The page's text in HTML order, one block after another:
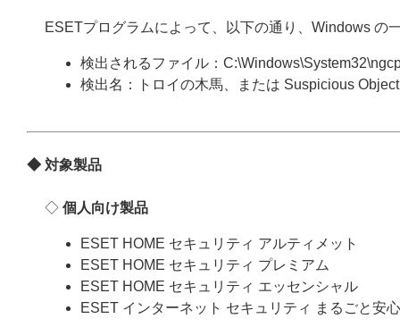
ESETプログラムによって、以下の通り、Windows の
検出されるファイル：
検出名：トロイの木馬、または Suspicious Object
◆ 対象製品
◇ 個人向け製品
ESET HOME セキュリティ アルティメット
ESET HOME セキュリティ プレミアム
ESET HOME セキュリティ エッセンシャル
ESET インターネット セキュリティ まるごと安